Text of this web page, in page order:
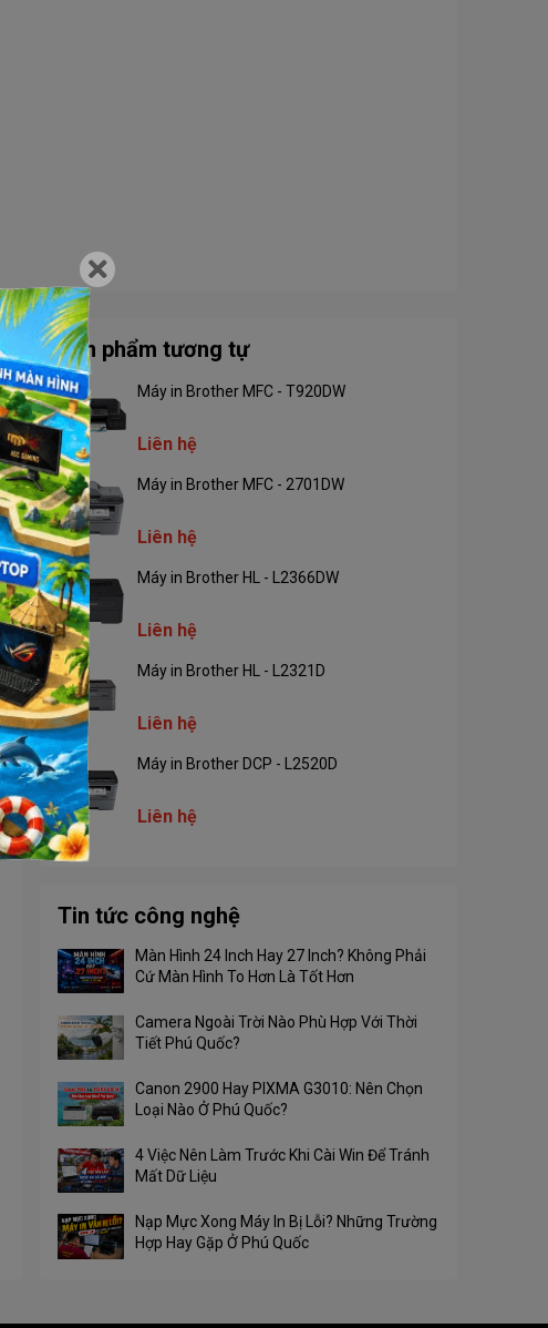
Sản phẩm tương tự
Máy in Brother MFC - T920DW
Liên hệ
Máy in Brother MFC - 2701DW
Liên hệ
Máy in Brother HL - L2366DW
Liên hệ
Máy in Brother HL - L2321D
Liên hệ
Máy in Brother DCP - L2520D
Liên hệ
Tin tức công nghệ
Màn Hình 24 Inch Hay 27 Inch? Không Phải
Cứ Màn Hình To Hơn Là Tốt Hơn
Camera Ngoài Trời Nào Phù Hợp Với Thời
Tiết Phú Quốc?
Canon 2900 Hay PIXMA G3010: Nên Chọn
Loại Nào Ở Phú Quốc?
4 Việc Nên Làm Trước Khi Cài Win Để Tránh
Mất Dữ Liệu
Nạp Mực Xong Máy In Bị Lỗi? Những Trường
Hợp Hay Gặp Ở Phú Quốc